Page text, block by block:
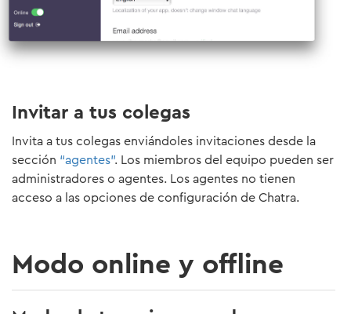
Invitar a tus colegas
Invita a tus colegas enviándoles invitaciones desde la
sección “agentes”. Los miembros del equipo pueden ser
administradores o agentes. Los agentes no tienen
acceso a las opciones de configuración de Chatra.
Modo online y offline